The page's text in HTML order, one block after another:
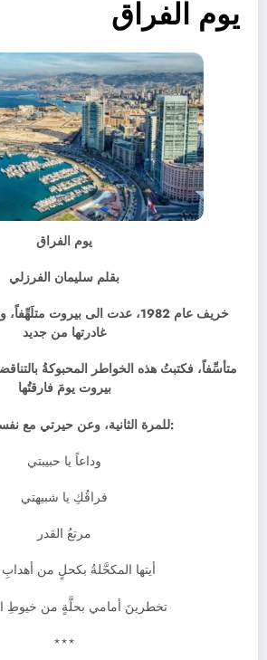
يوم الفراق
يوم الفراق
بقلم سليمان الفرزلي
غادرتها من جديد
متأسِّفاً، فكتبتُ هذه الخواطر المحبوكةُ
بيروت يومَ فارقتُها
:للمرة الثانية، وعن حيرتي مع
وداعاً يا حبيبتي
فراقُكِ يا شبيهتي
مرتعُ القدر
أيتها المكحَّلةُ بكحلٍ من أهدابِ
تخطرينَ أمامي بحلَّةٍ من
***